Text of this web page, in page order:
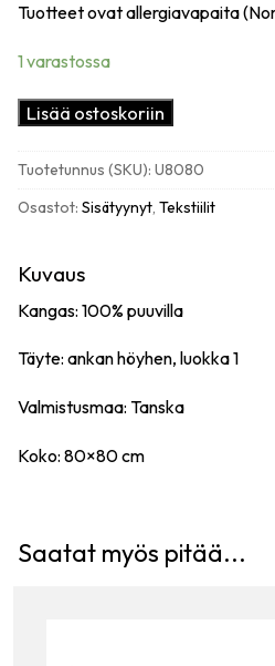
Tuotteet ovat allergiavapaita
1 varastossa
Sisätyyny,
untuva
cm
määrä
Lisää ostoskoriin
Tuotetunnus (SKU): U8080
Osastot: Sisätyynyt, Tekstiilit
Kuvaus
Kangas: 100% puuvilla
Täyte: ankan höyhen, luokka 1
Valmistusmaa: Tanska
Koko: 80×80 cm
Saatat myös pitää...